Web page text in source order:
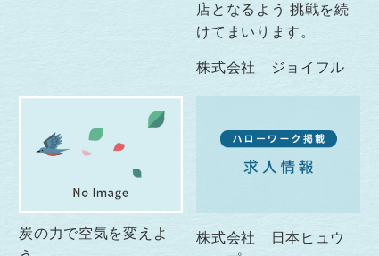
店となるよう 挑戦を続
けてまいります。
株式会社 ジョイフル
炭の力で空気を変えよ
株式会社 日本ヒュウ